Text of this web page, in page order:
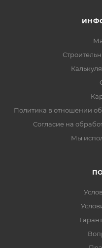
Политика в отношении
Согласие на
Мы